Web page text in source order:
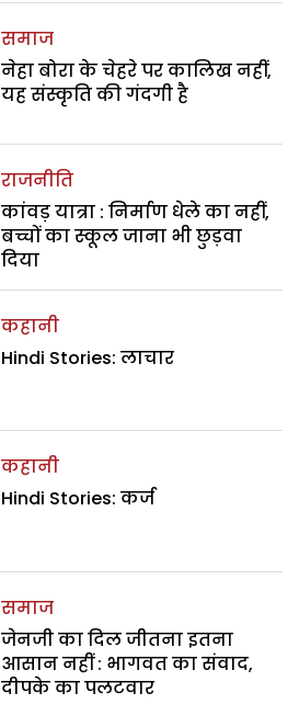
समाज
नेहा बोरा के चेहरे पर कालिख नहीं,
यह संस्कृति की गंदगी है
राजनीति
कांवड़ यात्रा : निर्माण धेले का नहीं,
बच्चों का स्कूल जाना भी छुड़वा
दिया
कहानी
Hindi Stories: लाचार
कहानी
Hindi Stories: कर्ज
समाज
जेनजी का दिल जीतना इतना
आसान नहीं : भागवत का संवाद,
दीपके का पलटवार